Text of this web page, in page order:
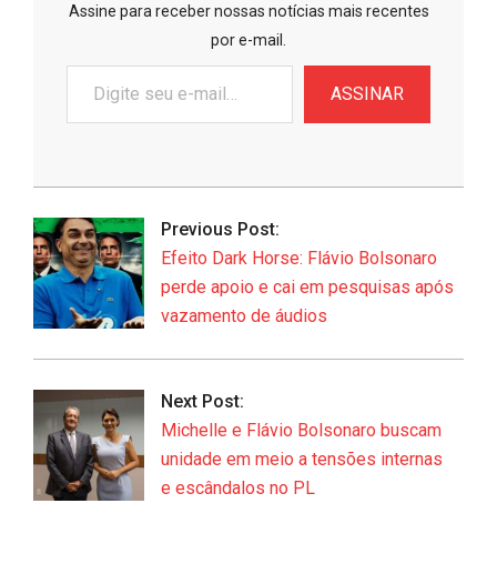
Assine para receber nossas notícias mais recentes
por e-mail.
seu
e-
ASSINAR
2026-
17
Previous Post:
Efeito Dark Horse: Flávio Bolsonaro
perde apoio e cai em pesquisas após
vazamento de áudios
Next Post:
Michelle e Flávio Bolsonaro buscam
unidade em meio a tensões internas
e escândalos no PL